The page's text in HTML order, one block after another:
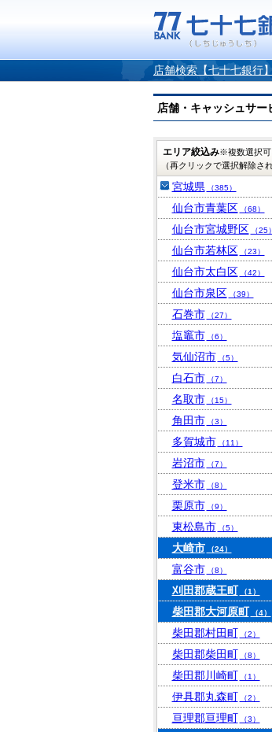
店舗検索【七十七銀行】
店舗・キャッシュサ
エリア絞込み※複数選択可
（再クリックで選択解除され
宮城県 （385）
仙台市青葉区 （68）
仙台市宮城野区 （25）
仙台市若林区 （23）
仙台市太白区 （42）
仙台市泉区 （39）
石巻市 （27）
塩竈市 （6）
気仙沼市 （5）
白石市 （7）
名取市 （15）
角田市 （3）
多賀城市 （11）
岩沼市 （7）
登米市 （8）
栗原市 （9）
東松島市 （5）
大崎市 （24）
富谷市 （8）
刈田郡蔵王町 （1）
柴田郡大河原町 （4）
柴田郡村田町 （2）
柴田郡柴田町 （8）
柴田郡川崎町 （1）
伊具郡丸森町 （2）
亘理郡亘理町 （3）